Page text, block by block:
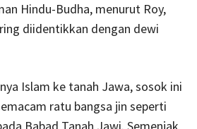
Hindu-Budha, menurut Roy,
diidentikkan dengan dewi
Islam ke tanah Jawa, sosok ini
ratu bangsa jin seperti